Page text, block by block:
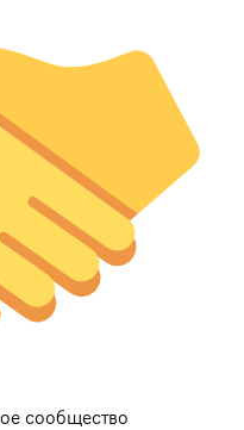
сообщество